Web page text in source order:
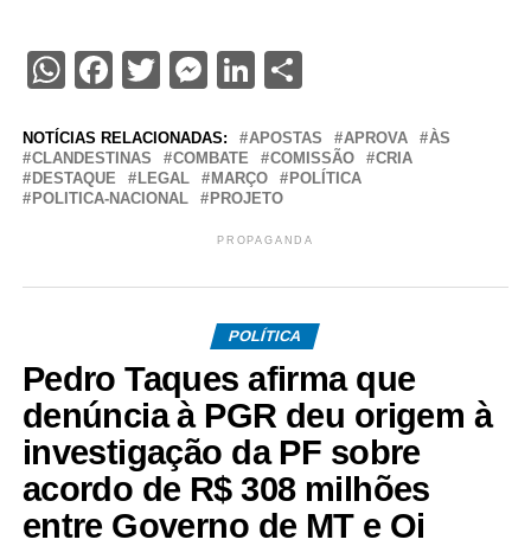
WhatsApp
Facebook
Twitter
Messenger
LinkedIn
Share
NOTÍCIAS RELACIONADAS: APOSTAS APROVA
ÀS
CLANDESTINAS
COMBATE COMISSÃO
CRIA
DESTAQUE
LEGAL MARÇO
POLÍTICA
POLITICA-NACIONAL
PROJETO
PROPAGANDA
POLÍTICA
Pedro Taques afirma que
denúncia à PGR deu origem à
investigação da PF sobre
acordo de R$ 308 milhões
entre Governo de MT e Oi